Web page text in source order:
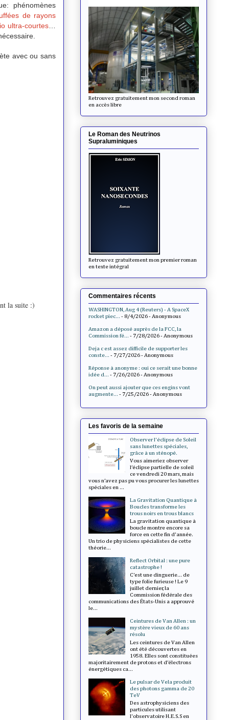
phénomènes
de rayons
ultra-courtes
avec ou sans
la suite :)
Retrouvez gratuitement mon second roman
en accès libre
Le Roman des Neutrinos
Supraluminiques
Retrouvez gratuitement mon premier roman
en texte intégral
Commentaires récents
WASHINGTON, Aug 4 (Reuters) - A SpaceX
rocket piec... - 8/4/2026- Anonymous
Amazon a déposé auprès de la FCC, la
Commission fé... - 7/28/2026- Anonymous
Deja c est assez difficile de supporter les
conste... - 7/27/2026- Anonymous
Réponse à anonyme : oui ce serait une bonne
idée d... - 7/26/2026- Anonymous
On peut aussi ajouter que ces engins vont
augmente... - 7/25/2026- Anonymous
Les favoris de la semaine
Observer l'éclipse de Soleil
sans lunettes spéciales,
grâce à un sténopé.
Vous aimeriez observer
l’éclipse partielle de soleil
ce vendredi 20 mars, mais
vous n’avez pas pu vous procurer les lunettes
spéciales en ...
La Gravitation Quantique à
Boucles transforme les
trous noirs en trous blancs
La gravitation quantique à
boucle montre encore sa
force en cette fin d'année.
Un trio de physiciens spécialistes de cette
théorie...
Reflect Orbital : une pure
catastrophe !
C’est une dinguerie... de
type folie furieuse ! Le 9
juillet dernier, la
Commission fédérale des
communications des États-Unis a approuvé
le...
Ceintures de Van Allen : un
mystère vieux de 60 ans
résolu
Les ceintures de Van Allen
ont été découvertes en
1958. Elles sont constituées
majoritairement de protons et d’électrons
énergétiques ca...
Le pulsar de Vela produit
des photons gamma de 20
TeV
Des astrophysiciens des
particules utilisant
l'observatoire H.E.S.S en